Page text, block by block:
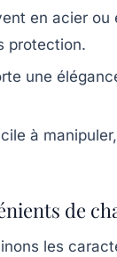
en acier
protection.
une
à
de
les